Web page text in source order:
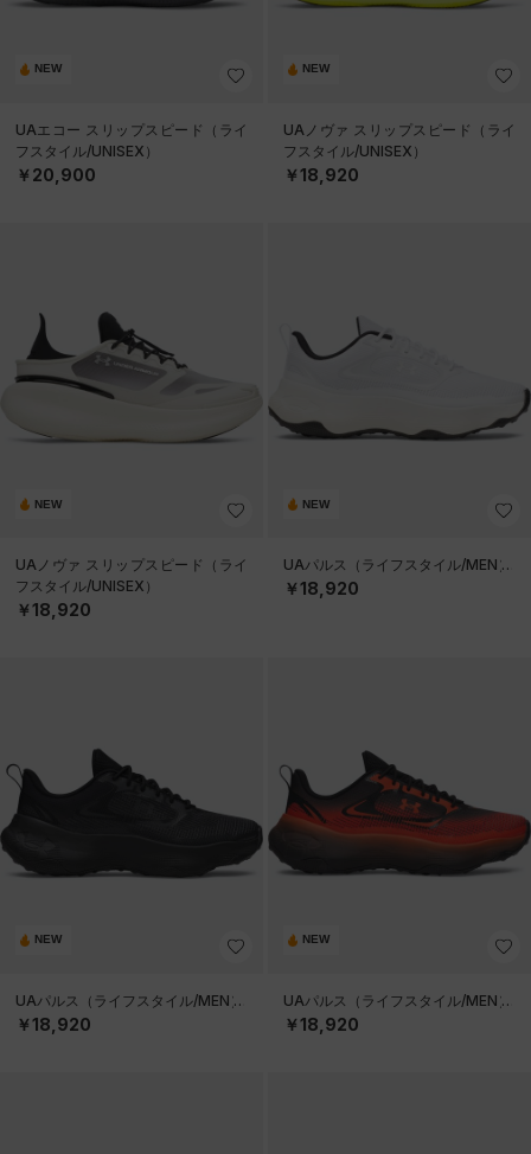
NEW
UAエコー スリップスピード（ライ
フスタイル/UNISEX）
￥20,900
NEW
UAノヴァ スリップスピード（ライ
フスタイル/UNISEX）
￥18,920
NEW
UAノヴァ スリップスピード（ライ
フスタイル/UNISEX）
￥18,920
NEW
UAパルス（ライフスタイル/MEN）
￥18,920
NEW
UAパルス（ライフスタイル/MEN）
￥18,920
NEW
UAパルス（ライフスタイル/MEN）
￥18,920